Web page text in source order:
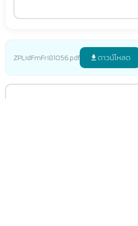
ZPLidFmFri81056.pdf file_download ดาวน์โหลด